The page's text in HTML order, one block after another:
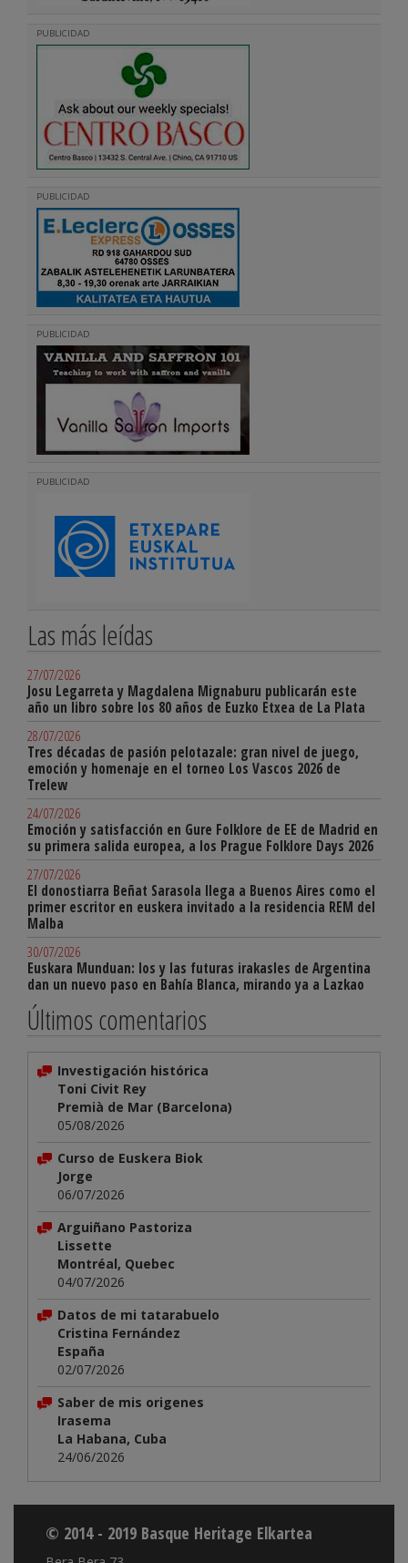
PUBLICIDAD
PUBLICIDAD
PUBLICIDAD
PUBLICIDAD
Las más leídas
27/07/2026
Josu Legarreta y Magdalena Mignaburu publicarán este
año un libro sobre los 80 años de Euzko Etxea de La Plata
28/07/2026
Tres décadas de pasión pelotazale: gran nivel de juego,
emoción y homenaje en el torneo Los Vascos 2026 de
Trelew
24/07/2026
Emoción y satisfacción en Gure Folklore de EE de Madrid en
su primera salida europea, a los Prague Folklore Days 2026
27/07/2026
El donostiarra Beñat Sarasola llega a Buenos Aires como el
primer escritor en euskera invitado a la residencia REM del
Malba
30/07/2026
Euskara Munduan: los y las futuras irakasles de Argentina
dan un nuevo paso en Bahía Blanca, mirando ya a Lazkao
Últimos comentarios
Investigación histórica
Toni Civit Rey
Premià de Mar (Barcelona)
05/08/2026
Curso de Euskera Biok
Jorge
06/07/2026
Arguiñano Pastoriza
Lissette
Montréal, Quebec
04/07/2026
Datos de mi tatarabuelo
Cristina Fernández
España
02/07/2026
Saber de mis origenes
Irasema
La Habana, Cuba
24/06/2026
© 2014 - 2019 Basque Heritage Elkartea